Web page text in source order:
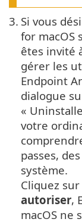
3. Si vous
for macOS
êtes invité
gérer les
Endpoint
dialogue
«
votre
passes,
système.
Cliquez sur
autoriser,
macOS ne